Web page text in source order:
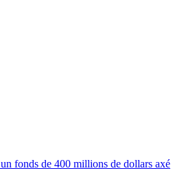
un fonds de 400 millions de dollars axé